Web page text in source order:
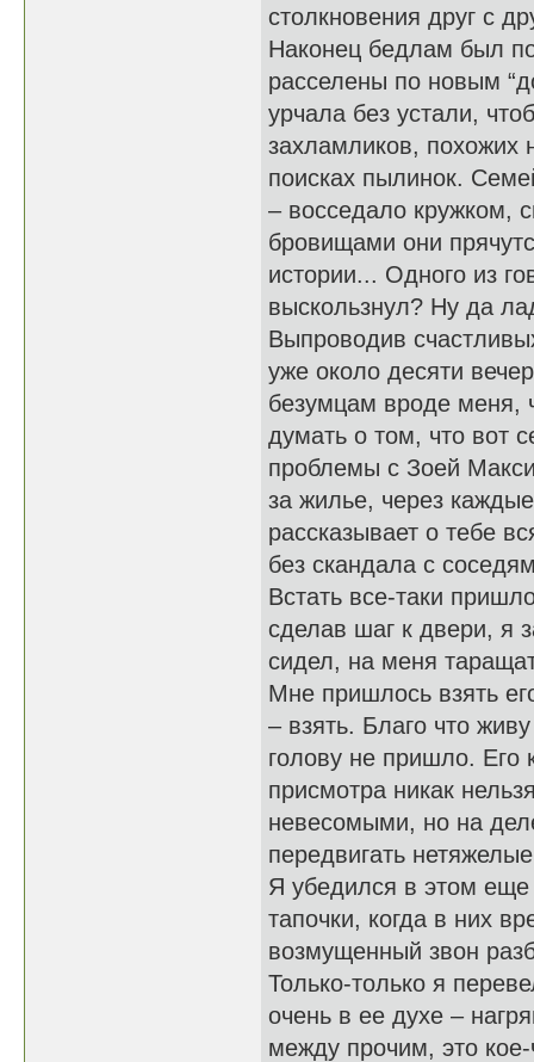
столкновения друг с
Наконец бедлам был
расселены по новым
урчала без устали,
захламликов, похожих
поисках пылинок.
– восседало кружком,
бровищами они
истории... Одного из
выскользнул? Ну да
Выпроводив
уже около десяти
безумцам вроде меня,
думать о том, что вот
проблемы с Зоей
за жилье, через
рассказывает о тебе
без скандала с
Встать все-таки
сделав шаг к двери, я
сидел, на меня
Мне пришлось взять
– взять. Благо что
голову не пришло. Его
присмотра никак
невесомыми, но на
передвигать
Я убедился в этом еще
тапочки, когда в них
возмущенный звон
Только-только я
очень в ее духе –
между прочим, это